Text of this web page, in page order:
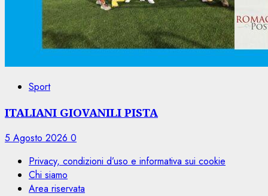
Sport
ITALIANI GIOVANILI PISTA
5 Agosto 2026 0
Privacy, condizioni d’uso e informativa sui cookie
Chi siamo
Area riservata